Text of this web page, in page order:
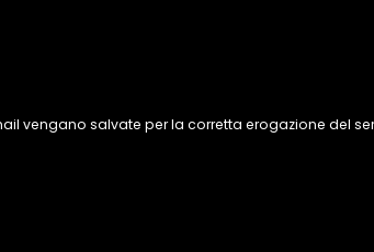
vengano salvate per la corretta erogazione del